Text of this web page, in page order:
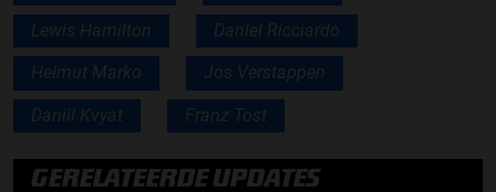
Lewis Hamilton Daniel Ricciardo
Helmut Marko Jos Verstappen
Daniil Kvyat Franz Tost
GERELATEERDE UPDATES